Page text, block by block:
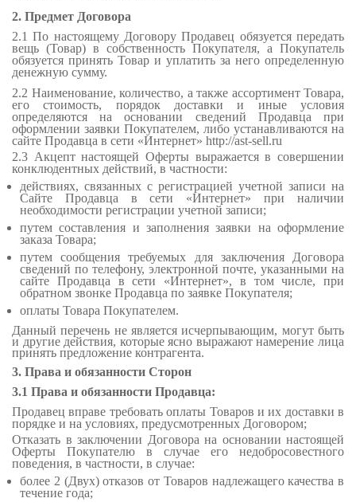
2. Предмет Договора
2.1 По настоящему Договору Продавец обязуется передать
вещь (Товар) в собственность Покупателя, а Покупатель
обязуется принять Товар и уплатить за него определенную
денежную сумму.
2.2 Наименование, количество, а также ассортимент Товара,
его стоимость, порядок доставки и иные условия
определяются на основании сведений Продавца при
оформлении заявки Покупателем, либо устанавливаются на
сайте Продавца в сети «Интернет» http://ast-sell.ru
2.3 Акцепт настоящей Оферты выражается в совершении
конклюдентных действий, в частности:
действиях, связанных с регистрацией учетной записи на
Сайте Продавца в сети «Интернет» при наличии
необходимости регистрации учетной записи;
путем составления и заполнения заявки на оформление
заказа Товара;
путем сообщения требуемых для заключения Договора
сведений по телефону, электронной почте, указанными на
сайте Продавца в сети «Интернет», в том числе, при
обратном звонке Продавца по заявке Покупателя;
оплаты Товара Покупателем.
Данный перечень не является исчерпывающим, могут быть
и другие действия, которые ясно выражают намерение лица
принять предложение контрагента.
3. Права и обязанности Сторон
3.1 Права и обязанности Продавца:
Продавец вправе требовать оплаты Товаров и их доставки в
порядке и на условиях, предусмотренных Договором;
Отказать в заключении Договора на основании настоящей
Оферты Покупателю в случае его недобросовестного
поведения, в частности, в случае:
более 2 (Двух) отказов от Товаров надлежащего качества в
течение года;